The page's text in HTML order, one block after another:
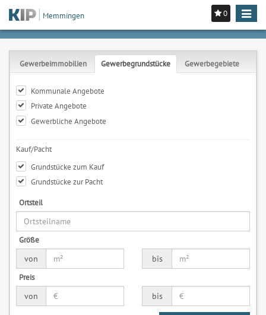
0
Toggle
Memmingen
Gewerbeimmobilien Gewerbegrundstücke Gewerbegebiete
Kommunale Angebote
Private Angebote
Gewerbliche Angebote
Kauf/Pacht
Grundstücke zum Kauf
Grundstücke zur Pacht
Ortsteil
Größe
von
bis
Preis
von
bis